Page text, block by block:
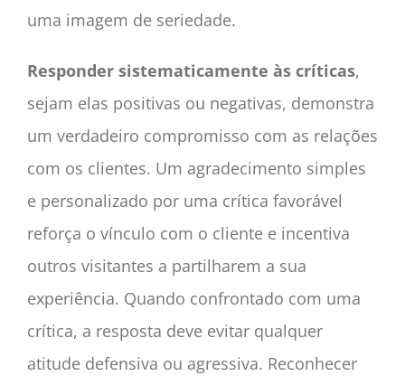
uma imagem de seriedade.
Responder sistematicamente às críticas,
sejam elas positivas ou negativas, demonstra
um verdadeiro compromisso com as relações
com os clientes. Um agradecimento simples
e personalizado por uma crítica favorável
reforça o vínculo com o cliente e incentiva
outros visitantes a partilharem a sua
experiência. Quando confrontado com uma
crítica, a resposta deve evitar qualquer
atitude defensiva ou agressiva. Reconhecer